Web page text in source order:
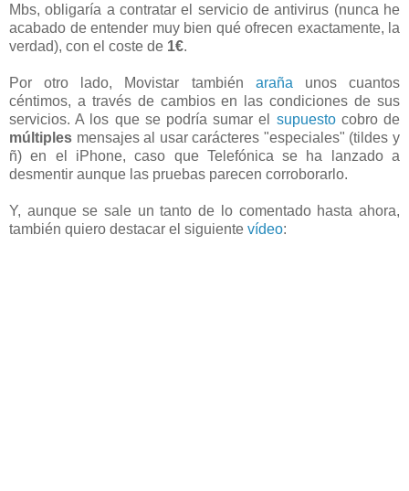
Mbs, obligaría a contratar el servicio de antivirus (nunca he
acabado de entender muy bien qué ofrecen exactamente, la
verdad), con el coste de 1€.
Por otro lado, Movistar también araña unos cuantos
céntimos, a través de cambios en las condiciones de sus
servicios. A los que se podría sumar el supuestocobro de
múltiples mensajes al usar carácteres "especiales" (tildes y
ñ) en el iPhone, caso que Telefónica se ha lanzado a
desmentir aunque las pruebas parecen corroborarlo.
Y, aunque se sale un tanto de lo comentado hasta ahora,
también quiero destacar el siguiente vídeo: